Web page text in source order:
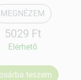
MEGNÉZEM
5029 Ft
Elérhetõ
teszem